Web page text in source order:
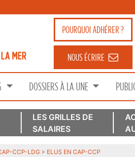
POURQUOIADHÉRER ?
NOUS ÉCRIRE
DOSSIERS À LA UNE
LES GRILLES DE
SALAIRES
CCP-LDG > ELUS EN CAP-CCP